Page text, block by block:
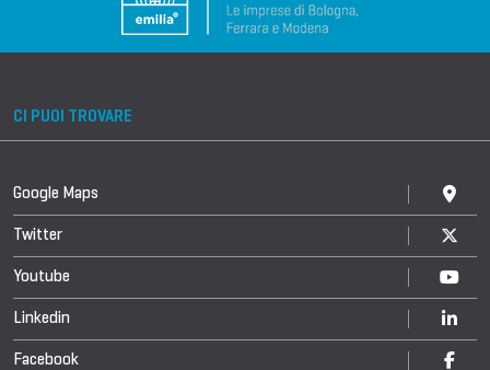
CI PUOI TROVARE
Google Maps
Twitter
Youtube
Linkedin
Facebook